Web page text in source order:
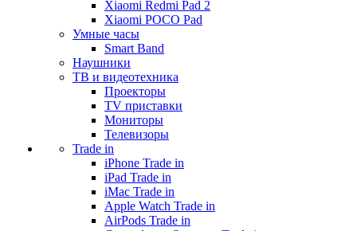
Xiaomi Redmi Pad 2
Xiaomi POCO Pad
Умные часы
Smart Band
Наушники
ТВ и видеотехника
Проекторы
TV приставки
Мониторы
Телевизоры
Trade in
iPhone Trade in
iPad Trade in
iMac Trade in
Apple Watch Trade in
AirPods Trade in